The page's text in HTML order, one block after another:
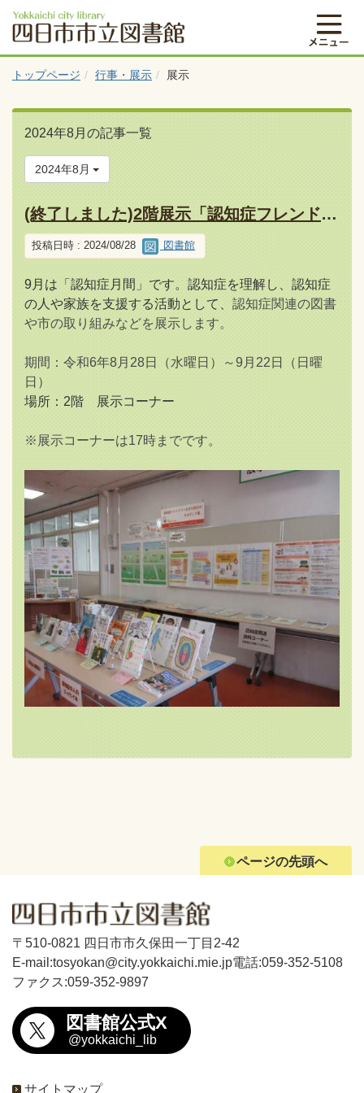
トップページ 行事・展示 展示
2024年8月の記事一覧
2024年8月
(終了しました)2階展示「認知症フレンドリーなまち四日市」をめざして展
投稿日時 : 2024/08/28 図書館
9月は「認知症月間」です。認知症を理解し、認知症
の人や家族を支援する活動として、 認知症関連の図書
や市の取り組みなどを展示します。
期間：令和6年8月28日（水曜日）～9月22日（日曜
日）
場所：2階 展示コーナー
※展示コーナーは17時までです。
ページの先頭へ
〒510-0821 四日市市久保田一丁目2-42
E-mail:tosyokan@city.yokkaichi.mie.jp電話:059-352-5108
ファクス:059-352-9897
図書館公式X
@yokkaichi_lib
サイトマップ